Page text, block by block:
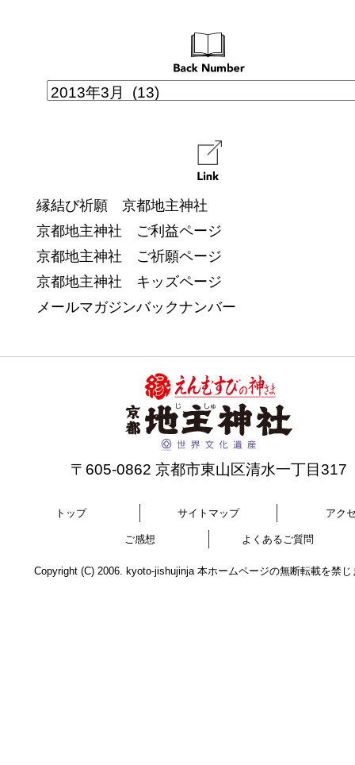
縁結び祈願 京都地主神社
京都地主神社 ご利益ページ
京都地主神社 ご祈願ページ
京都地主神社 キッズページ
メールマガジンバックナンバー
〒605-0862 京都市東山区清水一丁目317
トップ サイトマップ アク
ご感想 よくあるご質問
Copyright (C) 2006. kyoto-jishujinja 本ホームページの無断転載を禁じ